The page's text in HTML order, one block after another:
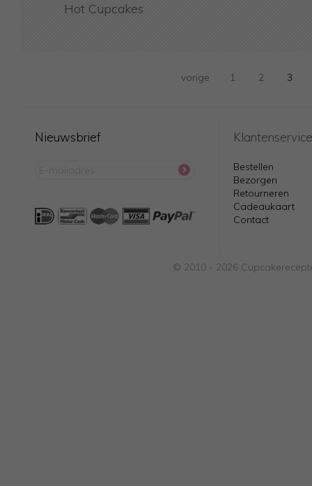
Hot Cupcakes
vorige 1 2 3
Nieuwsbrief Klantenservice
Bestellen
Bezorgen
Retourneren
Cadeaukaart
Contact
© 2010 - 2026